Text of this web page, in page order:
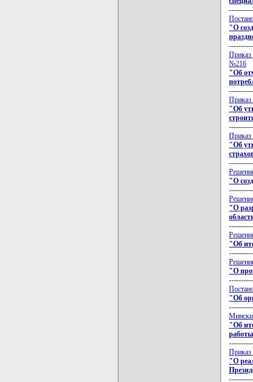
----------
"О
----------
Приказ
№216
"Об
----------
Приказ
"Об
----------
Приказ
"Об
----------
"О
----------
"О
----------
"Об
----------
"О
----------
"Об
----------
"Об
----------
Приказ
"О
----------